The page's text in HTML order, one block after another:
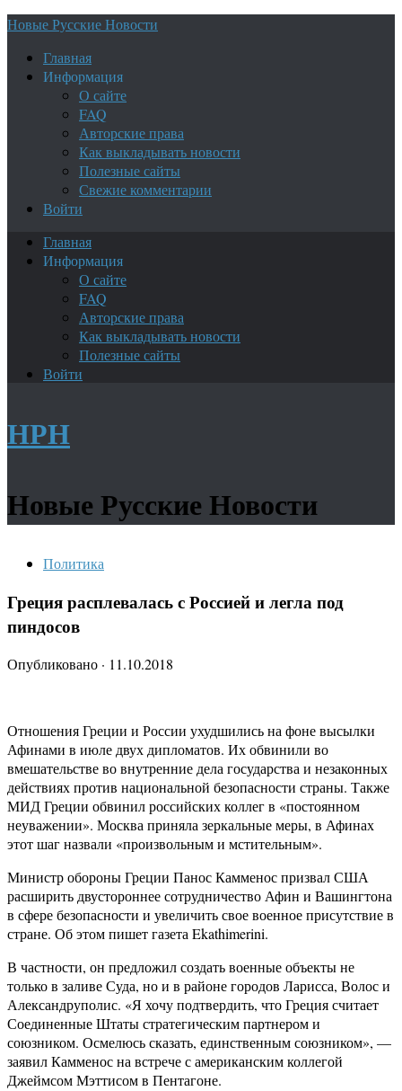
Новые Русские Новости
Главная
Информация
О сайте
FAQ
Авторские права
Как выкладывать новости
Полезные сайты
Свежие комментарии
Войти
Главная
Информация
О сайте
FAQ
Авторские права
Как выкладывать новости
Полезные сайты
Войти
НРН
Новые Русские Новости
Политика
Греция расплевалась с Россией и легла под
пиндосов
Опубликовано · 11.10.2018
Отношения Греции и России ухудшились на фоне высылки
Афинами в июле двух дипломатов. Их обвинили во
вмешательстве во внутренние дела государства и незаконных
действиях против национальной безопасности страны. Также
МИД Греции обвинил российских коллег в «постоянном
неуважении». Москва приняла зеркальные меры, в Афинах
этот шаг назвали «произвольным и мстительным».
Министр обороны Греции Панос Камменос призвал США
расширить двустороннее сотрудничество Афин и Вашингтона
в сфере безопасности и увеличить свое военное присутствие в
стране. Об этом пишет газета Ekathimerini.
В частности, он предложил создать военные объекты не
только в заливе Суда, но и в районе городов Ларисса, Волос и
Александруполис. «Я хочу подтвердить, что Греция считает
Соединенные Штаты стратегическим партнером и
союзником. Осмелюсь сказать, единственным союзником», —
заявил Камменос на встрече с американским коллегой
Джеймсом Мэттисом в Пентагоне.